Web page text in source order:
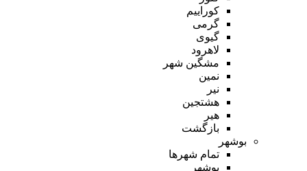
کوراییم
گرمی
گیوی
لاهرود
مشگین شهر
نمین
نیر
هشتجین
هیر
بازگشت
بوشهر
تمام شهر‌ها
بوشهر